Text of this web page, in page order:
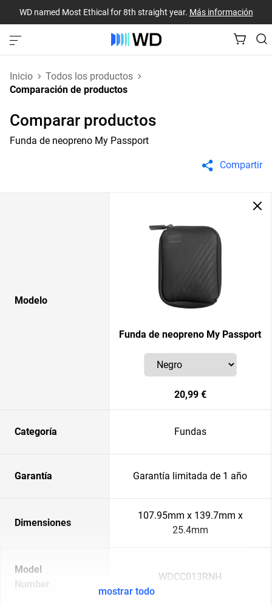
WD named Most Ethical for 8th straight year. Más información
Inicio
Todos los productos
Comparación de productos
Comparar productos
Funda de neopreno My Passport
Compartir
Modelo
Funda de neopreno My Passport
20,99 €
Categoría Fundas
Garantía Garantía limitada de 1 año
Dimensiones
107.95mm x 139.7mm x
25.4mm
Model
Number
WDCC013RNH
mostrar todo